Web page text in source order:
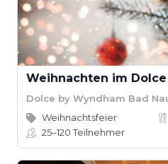
Weihnachten im
Dolce by Wyndham Bad
Weihnachtsfeier
25–120Teilnehmer